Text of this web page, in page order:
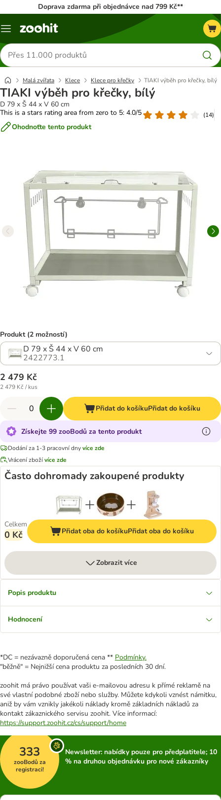
Doprava zdarma při objednávce nad 799 Kč**
Menu
Hledat
produkty
Malá zvířata Klece Klece pro křečky TIAKI výběh pro křečky, bílý
TIAKI výběh pro křečky, bílý
D 79 x Š 44 x V 60 cm
This is a stars rating area from zero to 5: 4.0/5
(14)
Ohodnoťte tento produkt
Produkt (2 možností)
D 79 x Š 44 x V 60 cm
2422773.1
2 479 Kč
2 479 Kč / kus
Přidat do košíkuPřidat do košíku
Získejte 99 zooBodů za tento produkt
Dodání za 1-3 pracovní dnyvíce zde
Vrácení zbožívíce zde
Často dohromady zakoupené produkty
Celkem
0 Kč Přidat oba do košíkuPřidat oba do košíku
Zobrazit více
Popis produktu
Hodnocení
*DC = nezávazně doporučená cena ** Podmínky.
"běžně" = Nejnižší cena produktu za posledních 30 dní.
zoohit má právo používat vaši e-mailovou adresu k přímé reklamě na
své vlastní podobné zboží nebo služby. Můžete kdykoli vznést námitku,
aniž by vám vznikly jakékoli náklady kromě základních nákladů za
kontakt zákaznického servisu zoohit. Více informací:
https://support.zoohit.cz/cs/support/home
333
zooBodů za
registraci!
Newsletter: nabídky pouze pro předplatitele; 10
% na druhou objednávku pro nové zákazníky